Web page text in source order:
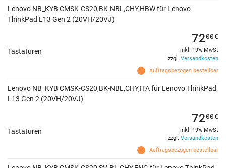
Lenovo NB_KYB CMSK-CS20,BK-NBL,CHY,HBW für Lenovo
ThinkPad L13 Gen 2 (20VH/20VJ)
Tastaturen
Auftragsbezogen bestellbar
7200€
inkl. 19% MwSt
zzgl. Versandkosten
Lenovo NB_KYB CMSK-CS20,BK-NBL,CHY,ITA für Lenovo ThinkPad
L13 Gen 2 (20VH/20VJ)
Tastaturen
Auftragsbezogen bestellbar
7200€
inkl. 19% MwSt
zzgl. Versandkosten